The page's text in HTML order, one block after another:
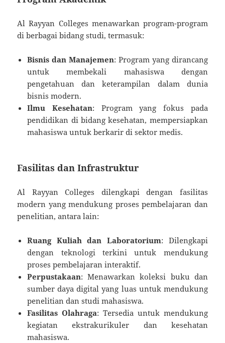
Al Rayyan Colleges menawarkan program-program
di berbagai bidang studi, termasuk:
Bisnis dan Manajemen: Program yang dirancang
untuk membekali mahasiswa dengan
pengetahuan dan keterampilan dalam dunia
bisnis modern.
Ilmu Kesehatan: Program yang fokus pada
pendidikan di bidang kesehatan, mempersiapkan
mahasiswa untuk berkarir di sektor medis.
Fasilitas dan Infrastruktur
Al Rayyan Colleges dilengkapi dengan fasilitas
modern yang mendukung proses pembelajaran dan
penelitian, antara lain:
Ruang Kuliah dan Laboratorium: Dilengkapi
dengan teknologi terkini untuk mendukung
proses pembelajaran interaktif.
Perpustakaan: Menawarkan koleksi buku dan
sumber daya digital yang luas untuk mendukung
penelitian dan studi mahasiswa.
Fasilitas Olahraga: Tersedia untuk mendukung
kegiatan ekstrakurikuler dan kesehatan
mahasiswa.